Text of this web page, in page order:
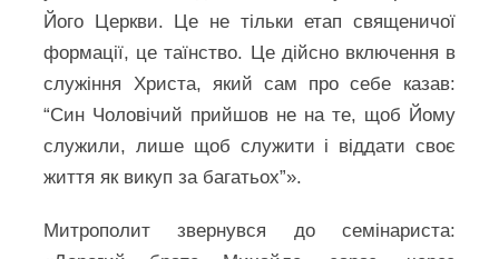
Його Церкви. Це не тільки етап священичої
формації, це таїнство. Це дійсно включення в
служіння Христа, який сам про себе казав:
“Син Чоловічий прийшов не на те, щоб Йому
служили, лише щоб служити і віддати своє
життя як викуп за багатьох”».
Митрополит звернувся до семінариста: